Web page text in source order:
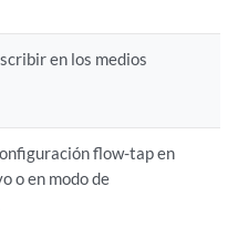
en los medios
flow-tap en
o en modo de